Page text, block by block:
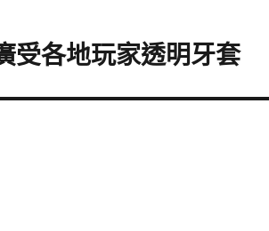
受各地玩家透明牙套